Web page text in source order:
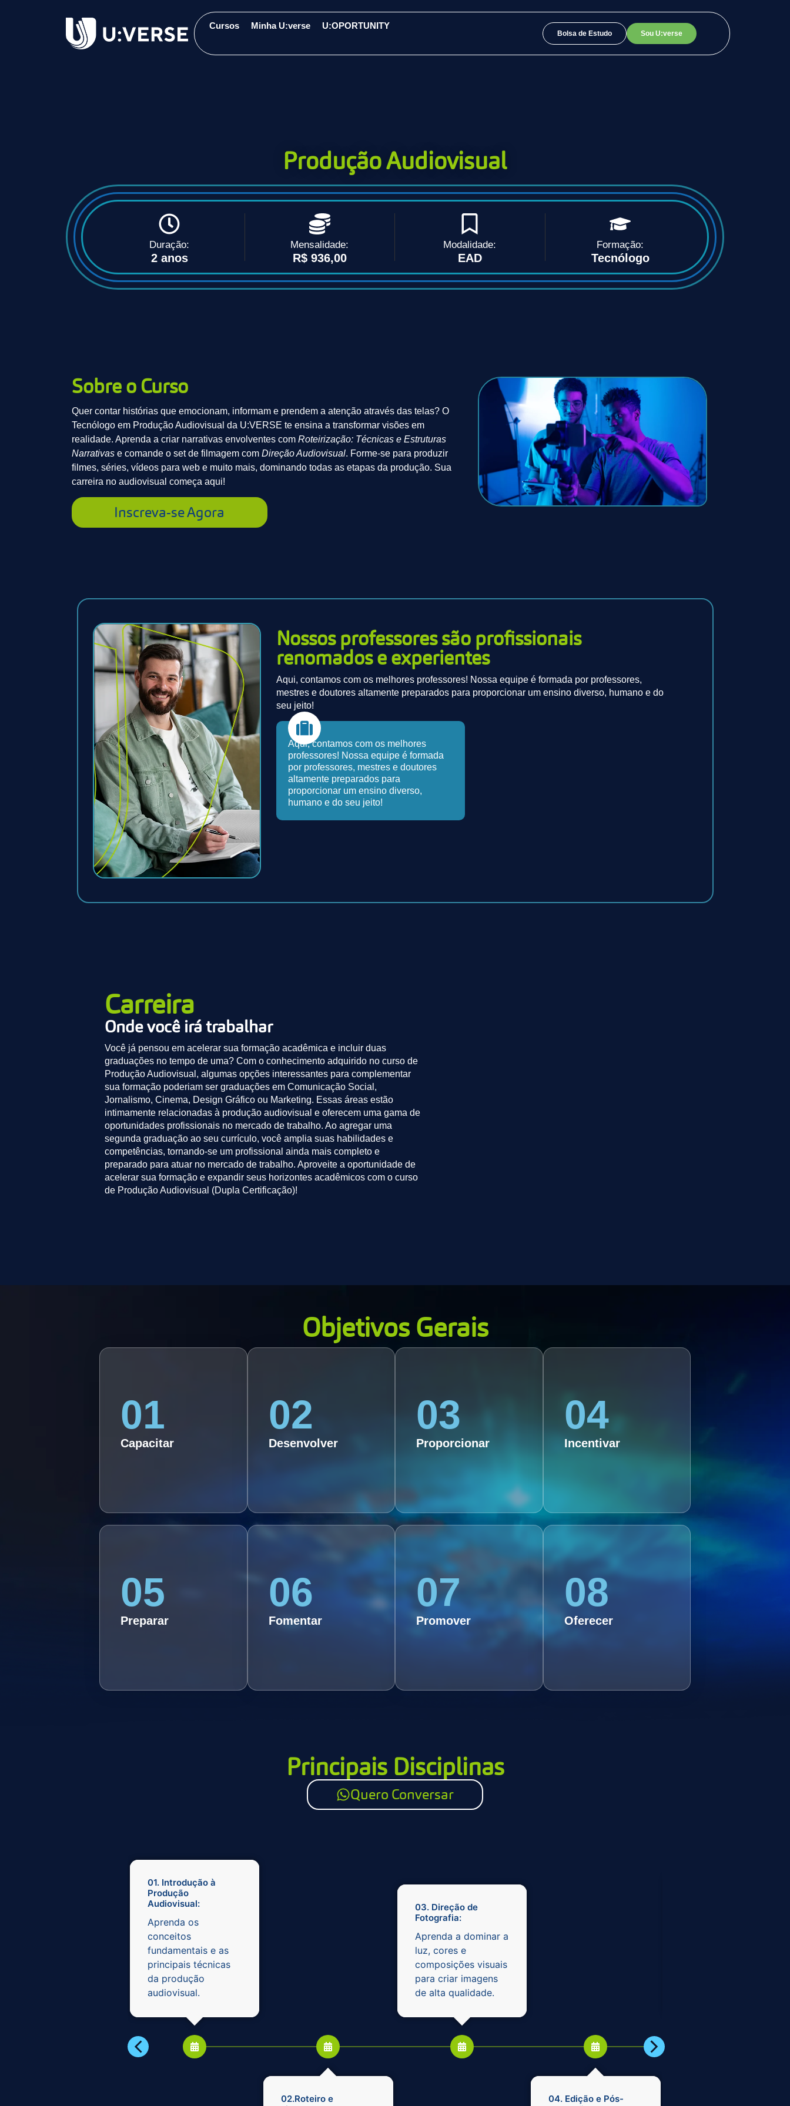
Cursos Minha U:verse U:OPORTUNITY
Bolsa de Estudo Sou U:verse
Produção Audiovisual
Duração:
2 anos
Mensalidade:
R$ 936,00
Modalidade:
EAD
Formação:
Tecnólogo
Sobre o Curso
Quer contar histórias que emocionam, informam e prendem a atenção através das telas? O
Tecnólogo em Produção Audiovisual da U:VERSE te ensina a transformar visões em
realidade. Aprenda a criar narrativas envolventes com Roteirização: Técnicas e Estruturas
Narrativas e comande o set de filmagem com Direção Audiovisual. Forme-se para produzir
filmes, séries, vídeos para web e muito mais, dominando todas as etapas da produção. Sua
carreira no audiovisual começa aqui!
Inscreva-se Agora
Nossos professores são profissionais
renomados e experientes
Aqui, contamos com os melhores professores! Nossa equipe é formada por professores,
mestres e doutores altamente preparados para proporcionar um ensino diverso, humano e do
seu jeito!
Aqui, contamos com os melhores
professores! Nossa equipe é formada
por professores, mestres e doutores
altamente preparados para
proporcionar um ensino diverso,
humano e do seu jeito!
Carreira
Onde você irá trabalhar
Você já pensou em acelerar sua formação acadêmica e incluir duas
graduações no tempo de uma? Com o conhecimento adquirido no curso de
Produção Audiovisual, algumas opções interessantes para complementar
sua formação poderiam ser graduações em Comunicação Social,
Jornalismo, Cinema, Design Gráfico ou Marketing. Essas áreas estão
intimamente relacionadas à produção audiovisual e oferecem uma gama de
oportunidades profissionais no mercado de trabalho. Ao agregar uma
segunda graduação ao seu currículo, você amplia suas habilidades e
competências, tornando-se um profissional ainda mais completo e
preparado para atuar no mercado de trabalho. Aproveite a oportunidade de
acelerar sua formação e expandir seus horizontes acadêmicos com o curso
de Produção Audiovisual (Dupla Certificação)!
01
Capacitar
01. Capacitar os alunos a
dominar todas as etapas da
produção audiovisual,
incluindo roteiro, direção,
02
Desenvolver
02.Fornecer conhecimentos
teóricos e práticos sobre as
diferentes linguagens
audiovisuais e suas
03
Proporcionar
03.Desenvolver a
capacidade dos alunos de
trabalhar em equipe e
colaborar de forma eficiente
04
Incentivar
04.Estimular a criatividade e
a inovação na criação de
conteúdo audiovisual,
utilizando ferramentas e
05
Preparar
05. Proporcionar uma visão
abrangente sobre as
mercado audiovisual,
06
Fomentar
06
06.Promover a ética e a
responsabilidade social na
produção audiovisual,
abordando questões
importantes como
07
Promover
empreendedorismo e a
autonomia dos alunos,
preparando-os para atuar
como profissionais
08
Oferecer
08.Oferecer oportunidades
de networking e conexão
com profissionais atuantes
no mercado audiovisual,
possibilitando a construção
Objetivos Gerais
Principais Disciplinas
Quero Conversar
01. Introdução à
Produção
Audiovisual:
Aprenda os
conceitos
fundamentais e as
principais técnicas
da produção
audiovisual.
03. Direção de
Fotografia:
Aprenda a dominar a
luz, cores e
composições visuais
para criar imagens
de alta qualidade.
02.Roteiro e
04. Edição e Pós-